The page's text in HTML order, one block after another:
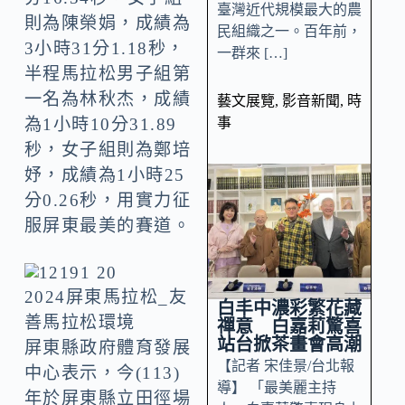
則為陳榮娟，成績為
3小時31分1.18秒，
半程馬拉松男子組第
一名為林秋杰，成績
為1小時10分31.89
秒，女子組則為鄭培
妤，成績為1小時25
分0.26秒，用實力征
服屏東最美的賽道。
2024屏東馬拉松_友
善馬拉松環境
屏東縣政府體育發展
中心表示，今(113)
年於屏東縣立田徑場
臺灣近代規模最大的農
民組織之一。百年前，
一群來 […]
藝文展覽, 影音新聞, 時
事
白丰中濃彩繁花藏
禪意 白嘉莉驚喜
站台掀茶畫會高潮
【記者 宋佳景/台北報
導】 「最美麗主持